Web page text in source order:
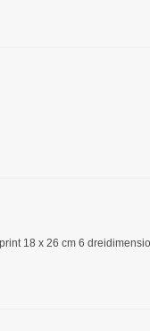
18 x 26 cm 6